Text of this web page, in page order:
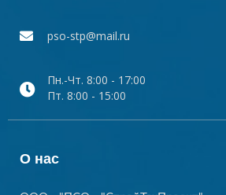
pso-stp@mail.ru
Пн.-Чт. 8:00 - 17:00
Пт. 8:00 - 15:00
О нас